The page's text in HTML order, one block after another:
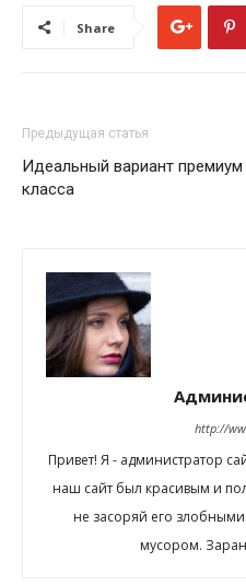
Share
Предыдущая статья
Идеальный вариант премиум
класса
http://
Привет! Я - администратор
наш сайт был красивым и
не засоряй его
мусором.